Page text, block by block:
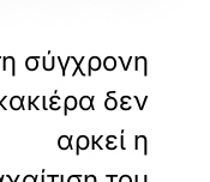
σύγχρονη
δεν
αρκεί η